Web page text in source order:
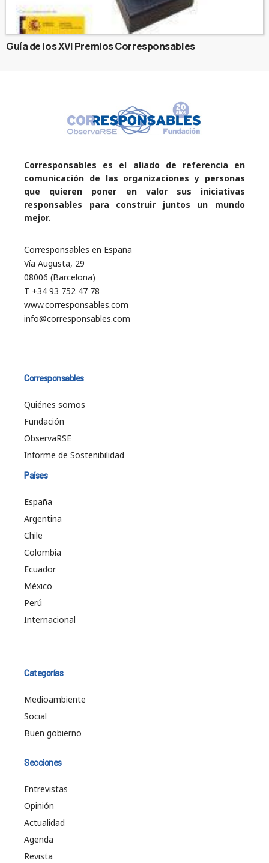
Guía de los XVI Premios Corresponsables
Corresponsables es el aliado de referencia en
comunicación de las organizaciones y personas
que quieren poner en valor sus iniciativas
responsables para construir juntos un mundo
mejor.
Corresponsables en España
Vía Augusta, 29
08006 (Barcelona)
T +34 93 752 47 78
www.corresponsables.com
info@corresponsables.com
Corresponsables
Quiénes somos
Fundación
ObservaRSE
Informe de Sostenibilidad
Países
España
Argentina
Chile
Colombia
Ecuador
México
Perú
Internacional
Categorías
Medioambiente
Social
Buen gobierno
Secciones
Entrevistas
Opinión
Actualidad
Agenda
Revista